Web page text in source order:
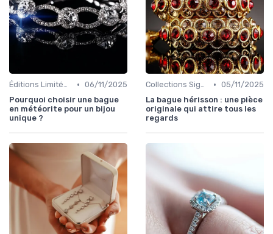
Éditions Limitées et Pièces Uniques • 06/11/2025
Pourquoi choisir une bague
en météorite pour un bijou
unique ?
Collections Signature • 05/11/2025
La bague hérisson : une pièce
originale qui attire tous les
regards